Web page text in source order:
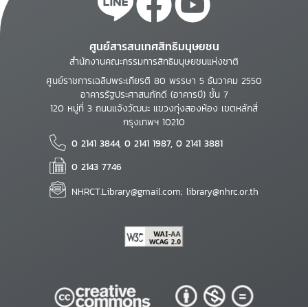
ศูนย์สารสนเทศสิทธิมนุษยชน
สำนักงานคณะกรรมการสิทธิมนุษยชนแห่งชาติ
ศูนย์ราชการเฉลิมพระเกียรติ 80 พรรษา 5 ธันวาคม 2550
อาคารรัฐประศาสนภักดี (อาคารบี) ชั้น 7
120 หมู่ที่ 3 ถนนแจ้งวัฒนะ แขวงทุ่งสองห้อง เขตหลักสี่
กรุงเทพฯ 10210
0 2141 3844, 0 2141 1987, 0 2141 3881
0 2143 7746
NHRCT.Library@gmail.com; library@nhrc.or.th